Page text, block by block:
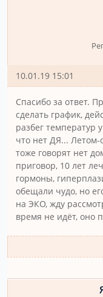
10.01.19 15:01
Спасибо за ответ.
сделать график,
разбег температур
что нет ДЯ... Летом-
тоже говорят нет
приговор, 10 лет
гормоны,
обещали чудо, но
на ЭКО, жду
время не идёт, оно